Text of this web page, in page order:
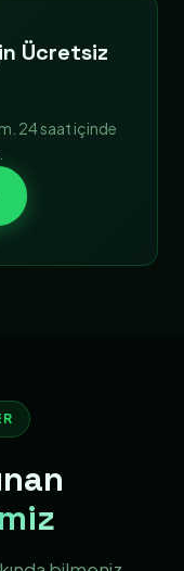
Ücretsiz
24 saat içinde